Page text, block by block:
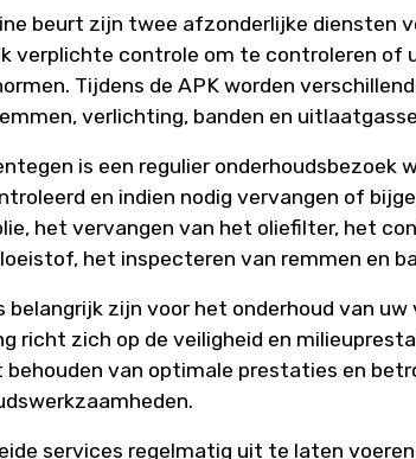
beurt zijn twee afzonderlijke diensten
verplichte controle om te controleren of
Tijdens de APK worden
verlichting, banden en
is een regulier onderhoudsbezoek
en indien nodig vervangen of
het vervangen van het oliefilter, het
het inspecteren van remmen en
belangrijk zijn voor het onderhoud van
richt zich op de veiligheid en
van optimale prestaties en
services regelmatig uit te laten